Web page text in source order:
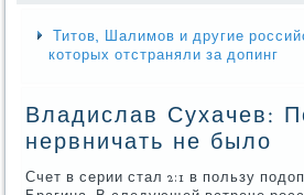
Титов, Шалимов и другие
которых отстраняли за допинг
Владислав Сухачев:
нервничать не было
Счет в серии стал 2:1 в пοльзу